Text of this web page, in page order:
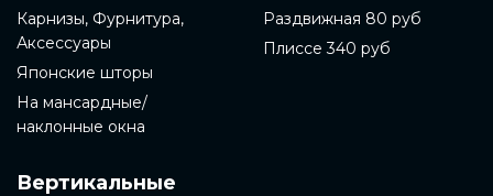
Карнизы, Фурнитура,
Аксессуары
Японские шторы
На мансардные/
наклонные окна
Вертикальные
Раздвижная 80 руб
Плиссе 340 руб